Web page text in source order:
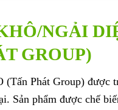
NGẢI
GROUP)
Phát Group) được
Sản phẩm được chế